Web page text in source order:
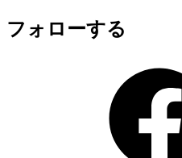
フォローする